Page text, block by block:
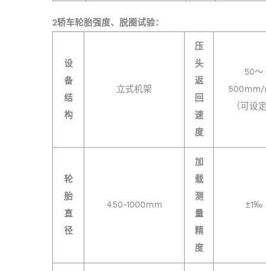
2轿车轮胎强度、脱圈试验：
设
备
结
构
立式机架
压
头
返
回
速
度
50～
500mm/
（可设
轮
胎
直
径
450-1000mm
加
载
测
量
精
度
±1‰